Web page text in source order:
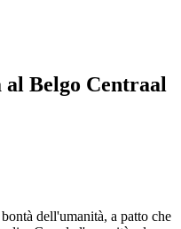
al Belgo Centraal
dell'umanità, a patto che